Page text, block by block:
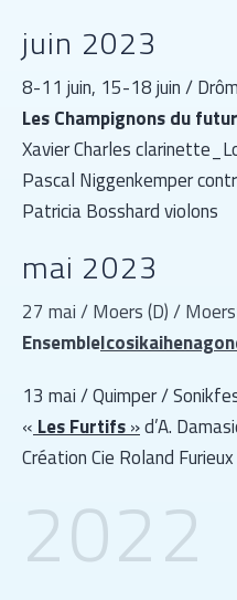
juin 2023
8-11 juin, 15-18 juin /
Les Champignons du futur
Xavier Charles
Pascal Niggenkemper
Patricia Bosshard violons
mai 2023
27 mai / Moers (D) /
Ensemble
13 mai / Quimper /
«Les Furtifs»d’A.
Création Cie Roland
2022